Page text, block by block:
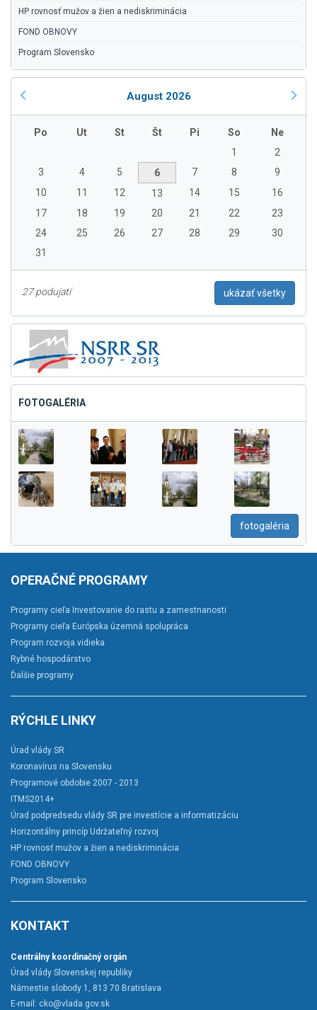
HP rovnosť mužov a žien a nediskriminácia
FOND OBNOVY
Program Slovensko
August 2026
Po Ut St Št Pi So
Ne
1
2
3
4 5 6 7 8
9
10
11 12 13 14 15
16
17
18 19 20 21 22
23
24
25 26 27 28 29
30
31
27 podujatí ukázať všetky
FOTOGALÉRIA
fotogaléria
OPERAČNÉ PROGRAMY
Programy cieľa Investovanie do rastu a zamestnanosti
Programy cieľa Európska územná spolupráca
Program rozvoja vidieka
Rybné hospodárstvo
Ďalšie programy
RÝCHLE LINKY
Úrad vlády SR
Koronavírus na Slovensku
Programové obdobie 2007 - 2013
ITMS2014+
Úrad podpredsedu vlády SR pre investície a informatizáciu
Horizontálny princíp Udržateľný rozvoj
HP rovnosť mužov a žien a nediskriminácia
FOND OBNOVY
Program Slovensko
KONTAKT
Centrálny koordinačný orgán
Úrad vlády Slovenskej republiky
Námestie slobody 1, 813 70 Bratislava
E-mail: cko@vlada.gov.sk